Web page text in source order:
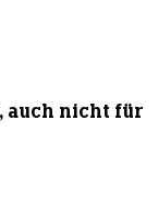
auch nicht für